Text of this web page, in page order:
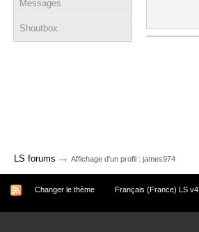
Messages
Shoutbox
LS forums → Affichage d'un profil : james974
Changer le thème Français (France) LS v4